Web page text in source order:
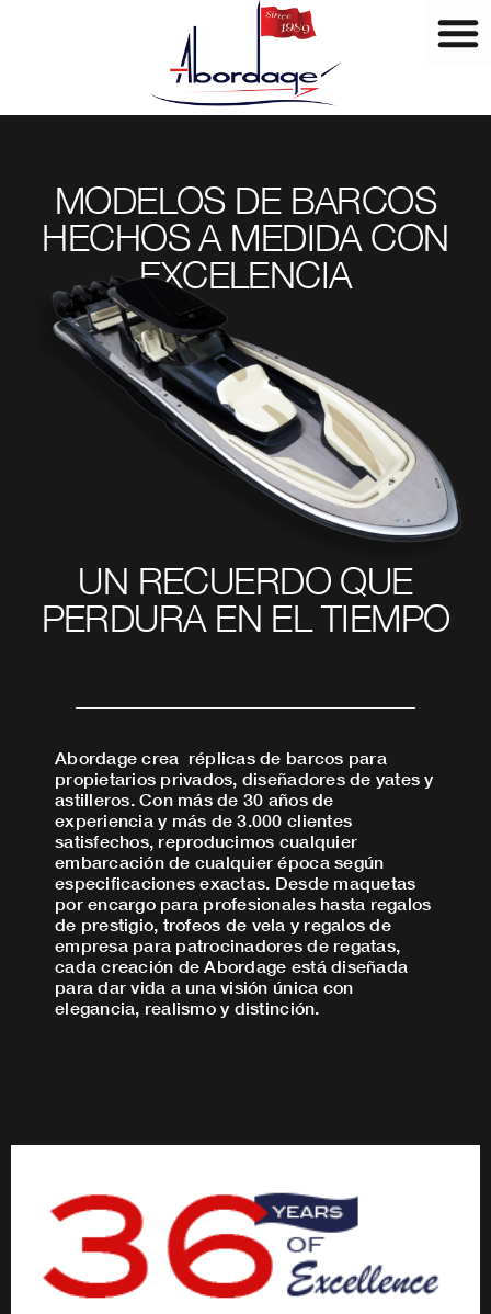
MODELOS DE BARCOS
HECHOS A MEDIDA CON
EXCELENCIA
UN RECUERDO QUE
PERDURA EN EL TIEMPO
Abordage crea réplicas de barcos para
propietarios privados, diseñadores de yates y
astilleros. Con más de 30 años de
experiencia y más de 3.000 clientes
satisfechos, reproducimos cualquier
embarcación de cualquier época según
especificaciones exactas. Desde maquetas
por encargo para profesionales hasta regalos
de prestigio, trofeos de vela y regalos de
empresa para patrocinadores de regatas,
cada creación de Abordage está diseñada
para dar vida a una visión única con
elegancia, realismo y distinción.